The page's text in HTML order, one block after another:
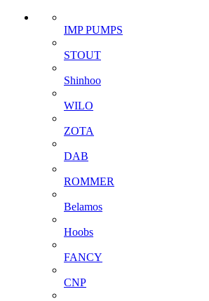
IMP PUMPS
STOUT
Shinhoo
WILO
ZOTA
DAB
ROMMER
Belamos
Hoobs
FANCY
CNP